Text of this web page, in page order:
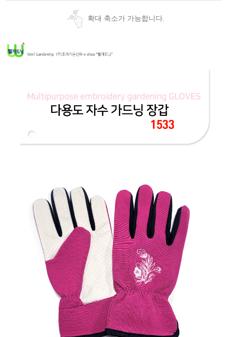
확대 축소가 가능합니다.